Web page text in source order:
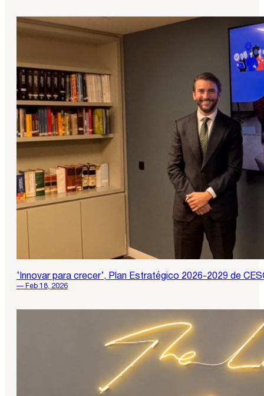
‘Innovar para crecer’, Plan Estratégico 2026-2029 de
— Feb 18, 2026